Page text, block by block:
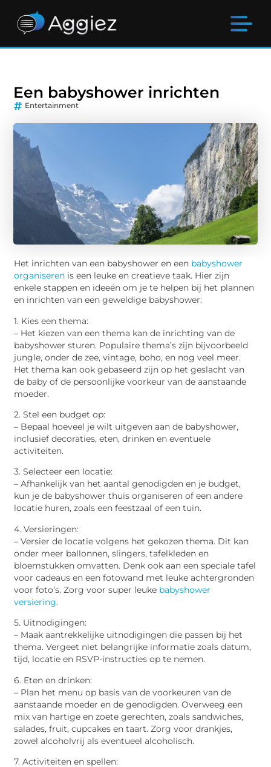
Een babyshower inrichten
Entertainment
Het inrichten van een babyshower en een babyshower
organiseren is een leuke en creatieve taak. Hier zijn
enkele stappen en ideeën om je te helpen bij het plannen
en inrichten van een geweldige babyshower:
1. Kies een thema:
– Het kiezen van een thema kan de inrichting van de
babyshower sturen. Populaire thema’s zijn bijvoorbeeld
jungle, onder de zee, vintage, boho, en nog veel meer.
Het thema kan ook gebaseerd zijn op het geslacht van
de baby of de persoonlijke voorkeur van de aanstaande
moeder.
2. Stel een budget op:
– Bepaal hoeveel je wilt uitgeven aan de babyshower,
inclusief decoraties, eten, drinken en eventuele
activiteiten.
3. Selecteer een locatie:
– Afhankelijk van het aantal genodigden en je budget,
kun je de babyshower thuis organiseren of een andere
locatie huren, zoals een feestzaal of een tuin.
4. Versieringen:
– Versier de locatie volgens het gekozen thema. Dit kan
onder meer ballonnen, slingers, tafelkleden en
bloemstukken omvatten. Denk ook aan een speciale tafel
voor cadeaus en een fotowand met leuke achtergronden
voor foto’s. Zorg voor super leuke babyshower
versiering.
5. Uitnodigingen:
– Maak aantrekkelijke uitnodigingen die passen bij het
thema. Vergeet niet belangrijke informatie zoals datum,
tijd, locatie en RSVP-instructies op te nemen.
6. Eten en drinken:
– Plan het menu op basis van de voorkeuren van de
aanstaande moeder en de genodigden. Overweeg een
mix van hartige en zoete gerechten, zoals sandwiches,
salades, fruit, cupcakes en taart. Zorg voor drankjes,
zowel alcoholvrij als eventueel alcoholisch.
7. Activiteiten en spellen: